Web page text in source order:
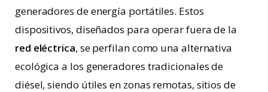
generadores de energía portátiles. Estos
dispositivos, diseñados para operar fuera de la
red eléctrica, se perfilan como una alternativa
ecológica a los generadores tradicionales de
diésel, siendo útiles en zonas remotas, sitios de